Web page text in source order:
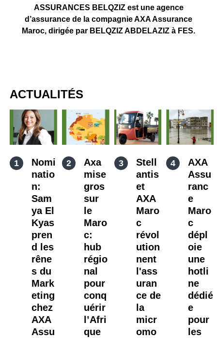
ASSURANCES BELQZIZ est une agence
d’assurance de la compagnie AXA Assurance
Maroc, dirigée par BELQZIZ ABDELAZIZ à FES.
ACTUALITÉS
Nomi
natio
n:
Sam
ya El
Kyas
pren
d les
rêne
s du
Mark
eting
chez
AXA
Assu
Axa
mise
gros
sur
le
Maro
c:
hub
régio
nal
pour
conq
uérir
l’Afri
que
Stell
antis
et
AXA
Maro
c
révol
ution
nent
l'ass
uran
ce de
la
micr
omo
AXA
Assu
ranc
e
Maro
c
dépl
oie
une
hotli
ne
dédié
e
pour
les